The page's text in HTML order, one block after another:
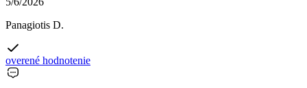
Panagiotis D.
overené hodnotenie